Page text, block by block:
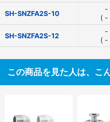
SH-SNZFA2S-10
-
( -
SH-SNZFA2S-12
-
( -
この商品を見た人は、こ